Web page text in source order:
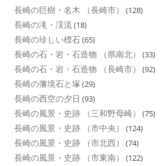
長崎の巨樹・名木 （長崎市） (128)
長崎の滝・渓流(18)
長崎の珍しい標石(65)
長崎の石・岩・石造物 （県南北） (33)
長崎の石・岩・石造物 （長崎市） (92)
長崎の藩境石と塚 (29)
長崎の西空の夕日 (93)
長崎の風景・史跡 （三和野母崎） (75)
長崎の風景・史跡 （市中央） (124)
長崎の風景・史跡 （市北西） (74)
長崎の風景・史跡 （市東南） (122)